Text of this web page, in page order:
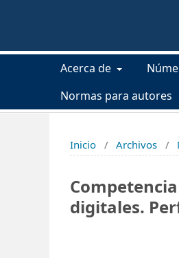
Acerca de
Normas para autores
Inicio / Archivos /
digitales.